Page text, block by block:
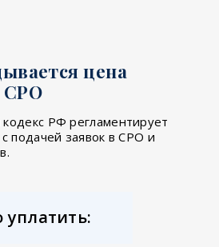
цена
СРО
РФ регламентирует
подачей заявок в СРО и
уплатить: